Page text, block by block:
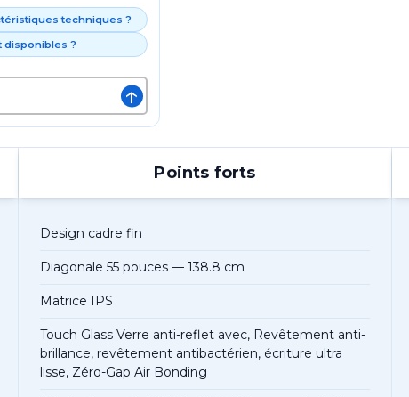
techniques ?
disponibles ?
↑
Points forts
Design cadre fin
Diagonale 55 pouces — 138.8 cm
Matrice IPS
Touch Glass Verre anti-reflet avec, Revêtement anti-
brillance, revêtement antibactérien, écriture ultra
lisse, Zéro-Gap Air Bonding